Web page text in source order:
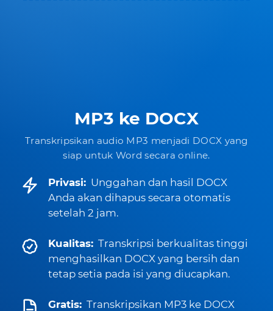
MP3 ke DOCX
Transkripsikan audio MP3 menjadi DOCX yang
siap untuk Word secara online.
Privasi: Unggahan dan hasil DOCX
Anda akan dihapus secara otomatis
setelah 2 jam.
Kualitas: Transkripsi berkualitas tinggi
menghasilkan DOCX yang bersih dan
tetap setia pada isi yang diucapkan.
Gratis: Transkripsikan MP3 ke DOCX